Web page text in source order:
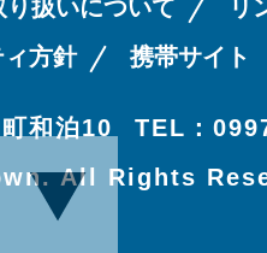
扱いについて
リ
方針
携帯サイト
和泊10
TEL：
All Rights